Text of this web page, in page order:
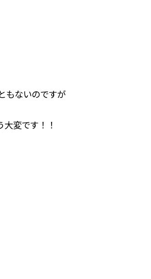
もないのですが
変です！！